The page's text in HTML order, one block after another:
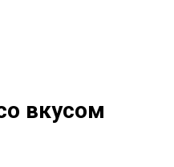
вкусом